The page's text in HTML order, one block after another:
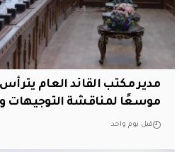
مدير مكتب القائد العام يترأس
موسعًا لمناقشة التوجيهات
قبل يوم واحد